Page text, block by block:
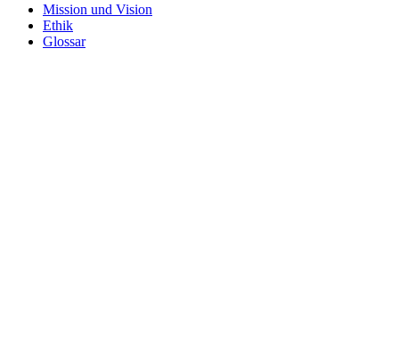
Mission und Vision
Ethik
Glossar